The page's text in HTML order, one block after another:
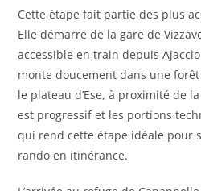
Cette étape fait partie des plus
Elle démarre de la gare de
accessible en train depuis
monte doucement dans une
le plateau d’Ese, à proximité de
est progressif et les portions
qui rend cette étape idéale pour
rando en itinérance.